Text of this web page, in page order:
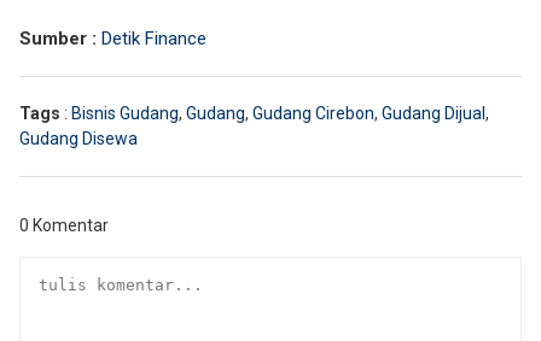
Sumber : Detik Finance
Tags : Bisnis Gudang, Gudang, Gudang Cirebon, Gudang Dijual ,
Gudang Disewa
0 Komentar